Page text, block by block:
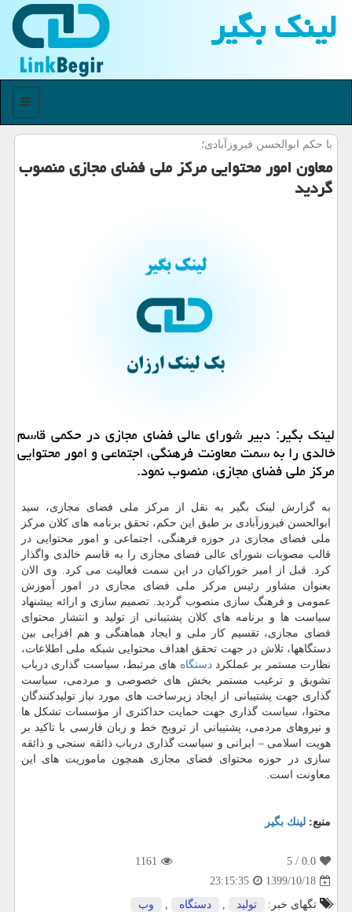
لینك بگیر
منو
با حكم ابوالحسن فیروزآبادی؛
معاون امور محتوایی مركز ملی فضای مجازی منصوب
گردید
لینک بگیر: دبیر شورای عالی فضای مجازی در حکمی قاسم
خالدی را به سمت معاونت فرهنگی، اجتماعی و امور محتوایی
مرکز ملی فضای مجازی، منصوب نمود.
به گزارش لینک بگیر به نقل از مرکز ملی فضای مجازی، سید
ابوالحسن فیروزآبادی بر طبق این حکم، تحقق برنامه های کلان مرکز
ملی فضای مجازی در حوزه فرهنگی، اجتماعی و امور محتوایی در
قالب مصوبات شورای عالی فضای مجازی را به قاسم خالدی واگذار
کرد. قبل از امیر خوراکیان در این سمت فعالیت می کرد. وی الان
بعنوان مشاور رئیس مرکز ملی فضای مجازی در امور آموزش
عمومی و فرهنگ سازی منصوب گردید. تصمیم سازی و ارائه پیشنهاد
سیاست ها و برنامه های کلان پشتیبانی از تولید و انتشار محتوای
فضای مجازی، تقسیم کار ملی و ایجاد هماهنگی و هم افزایی بین
دستگاهها، تلاش در جهت تحقق اهداف محتوایی شبکه ملی اطلاعات،
نظارت مستمر بر عملکرددستگاه های مرتبط، سیاست گذاری درباب
تشویق و ترغیب مستمر بخش های خصوصی و مردمی، سیاست
گذاری جهت پشتیبانی از ایجاد زیرساخت های مورد نیاز تولیدکنندگان
محتوا، سیاست گذاری جهت حمایت حداکثری از مؤسسات تشکل ها
و نیروهای مردمی، پشتیبانی از ترویج خط و زبان فارسی با تاکید بر
هویت اسلامی – ایرانی و سیاست گذاری درباب ذائقه سنجی و ذائقه
سازی در حوزه محتوای فضای مجازی همچون ماموریت های این
معاونت است.
منبع: لینك بگیر
0.0
/ 5
1161
1399/10/18
23:15:35
تگهای خبر:
تولید , دستگاه , وب